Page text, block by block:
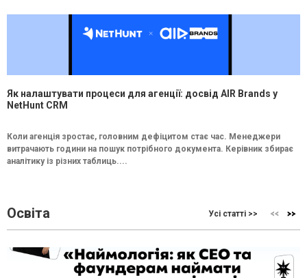
Як налаштувати процеси для агенції: досвід AIR Brands у
NetHunt CRM
Коли агенція зростає, головним дефіцитом стає час. Менеджери
витрачають години на пошук потрібного документа. Керівник збирає
аналітику із різних таблиць....
Освіта Усі статті >>